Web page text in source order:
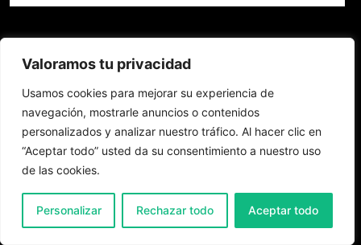
Valoramos tu privacidad
Usamos cookies para mejorar su experiencia de
navegación, mostrarle anuncios o contenidos
personalizados y analizar nuestro tráfico. Al hacer clic en
“Aceptar todo” usted da su consentimiento a nuestro uso
de las cookies.
Personalizar Rechazar todo Aceptar todo